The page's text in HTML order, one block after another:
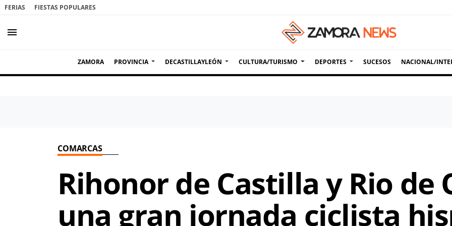
FERIAS FIESTAS POPULARES
menu
ZAMORA PROVINCIA DECASTILLAYLEÓN CULTURA/TURISMO DEPORTES SUCESOS NACIONAL/
COMARCAS
Rihonor de Castilla y Rio de
una gran jornada ciclista